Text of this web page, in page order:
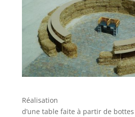
Réalisation
d’une table faite à partir de